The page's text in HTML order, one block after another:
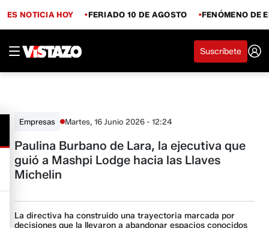
ES NOTICIA HOY FERIADO 10 DE AGOSTO FENÓMENO DE
Suscríbete
Empresas Martes, 16 Junio 2026 - 12:24
Paulina Burbano de Lara, la ejecutiva que
guió a Mashpi Lodge hacia las Llaves
Michelin
La directiva ha construido una trayectoria marcada por
decisiones que la llevaron a abandonar espacios conocidos